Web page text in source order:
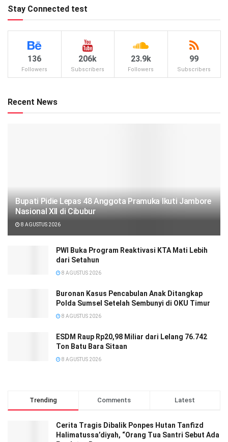
Stay Connected test
136
Followers
206k
Subscribers
23.9k
Followers
99
Subscribers
Recent News
Bupati Pidie Lepas 48 Anggota Pramuka Ikuti Jambore
Nasional XII di Cibubur
8 AGUSTUS 2026
PWI Buka Program Reaktivasi KTA Mati Lebih
dari Setahun
8 AGUSTUS 2026
Buronan Kasus Pencabulan Anak Ditangkap
Polda Sumsel Setelah Sembunyi di OKU Timur
8 AGUSTUS 2026
ESDM Raup Rp20,98 Miliar dari Lelang 76.742
Ton Batu Bara Sitaan
8 AGUSTUS 2026
Trending Comments Latest
Cerita Tragis Dibalik Ponpes Hutan Tanfizd
Halimatussa’diyah, “Orang Tua Santri Sebut Ada